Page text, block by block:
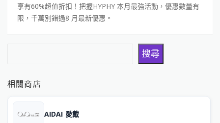
享有60%超值折扣！把握HYPHY 本月最強活動，優惠數量有
限，千萬別錯過8 月最新優惠。
搜尋
相關商店
AIDAI 愛戴